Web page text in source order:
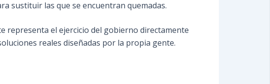
sustituir las que se encuentran quemadas.
representa el ejercicio del gobierno directamente
reales diseñadas por la propia gente.